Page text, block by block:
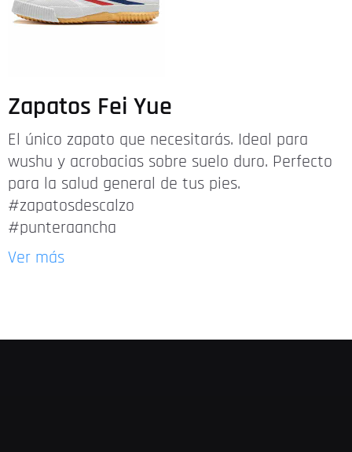
Zapatos Fei Yue
El único zapato que necesitarás. Ideal para
wushu y acrobacias sobre suelo duro. Perfecto
para la salud general de tus pies.
#zapatosdescalzo
#punteraancha
Ver más